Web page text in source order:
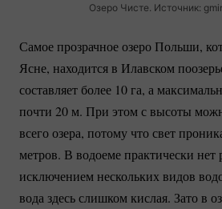
Озеро Чисте. Источник:
Самое прозрачное озеро Польши,
Ясне, находится в Илавском
составляет более 10 га, а
почти 20 м. При этом с высоты
всего озера, потому что свет
метров. В водоеме практически нет
исключением нескольких видов
вода здесь слишком кислая. Зато в